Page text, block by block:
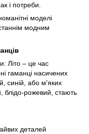
і потреби.
моделі
модним
Літо – це час
гаманці насичених
синій, або м'яких
блідо-рожевий, стають
деталей